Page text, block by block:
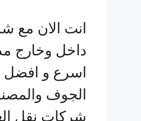
انت الان مع
داخل وخارج
اسرع و افضل
الجوف
شركات نقل